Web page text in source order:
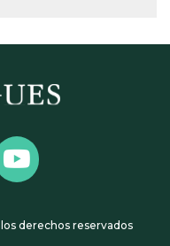
derechos reservados